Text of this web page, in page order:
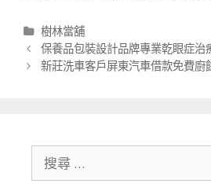
分
類
樹林當舖
文
章
保養品包裝設計品牌專業乾眼症治
新莊洗車客戶屏東汽車借款免費廚